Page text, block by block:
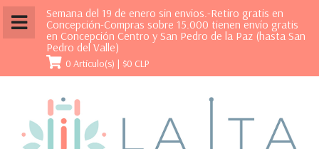
Semana del 19 de enero sin envios.-Retiro gratis en
Concepción-Compras sobre 15.000 tienen envío gratis
en Concepción Centro y San Pedro de la Paz (hasta San
Pedro del Valle)
0 Artículo(s) | $0 CLP